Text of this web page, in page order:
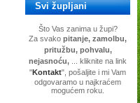
Svi župljani
Što Vas zanima u župi?
Za svako pitanje, zamolbu,
pritužbu, pohvalu,
nejasnoću, ... kliknite na link
"Kontakt", pošaljite i mi Vam
odgovaramo u najkraćem
mogućem roku.